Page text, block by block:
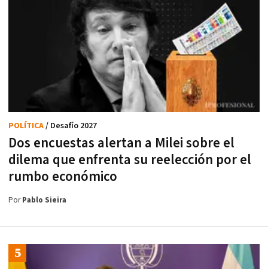
Dos encuestas alertan a Milei sobre el
dilema que enfrenta su reelección por el
rumbo económico
POLÍTICA/ Desafío 2027
PorPablo Sieira